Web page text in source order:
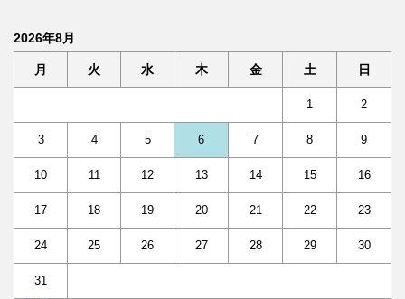
2026年8月
月 火 水 木 金 土 日
1 2
3 4 5 6 7 8 9
10 11 12 13 14 15 16
17 18 19 20 21 22 23
24 25 26 27 28 29 30
31